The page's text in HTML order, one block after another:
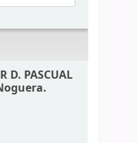
D. PASCUAL